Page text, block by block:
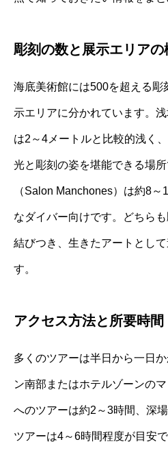
彫刻の数と展示エリアの
海底美術館には500を超える彫
示エリアに分かれています。
は2～4メートルと比較的浅く
光と彫刻の姿を堪能できる場
（Salon Manchones）は約8
なダイバー向けです。どちら
結びつき、生きたアートとし
す。
アクセス方法と所要時間
多くのツアーは半日から一日
ン南部またはホテルゾーンの
へのツアーは約2～3時間、深
ツアーは4～6時間程度が目安